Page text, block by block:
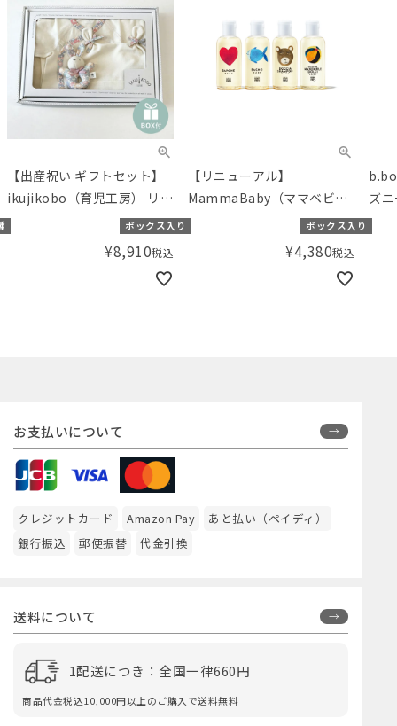
【出産祝い ギフトセット】
ikujikobo（育児工房） リバ
ティ オーガニックギフト ア
イボリー （50-70cm）【ギ
フトボックス入り】／
ボックス入り
¥8,910税込
【リニューアル】
MammaBaby（ママベビ
ー） スペシャルキットボックス入り
¥4,380税込
ズ
ボ
お支払いについて
クレジットカード Amazon Pay
あと払い（ペイディ）
銀行振込
郵便振替 代金引換
送料について
1配送につき：全国一律660円
商品代金税込10,000円以上のご購入で送料無料